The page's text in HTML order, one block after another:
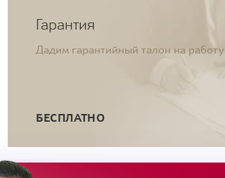
Гарантия
Дадим гарантийный талон на работу
БЕСПЛАТНО